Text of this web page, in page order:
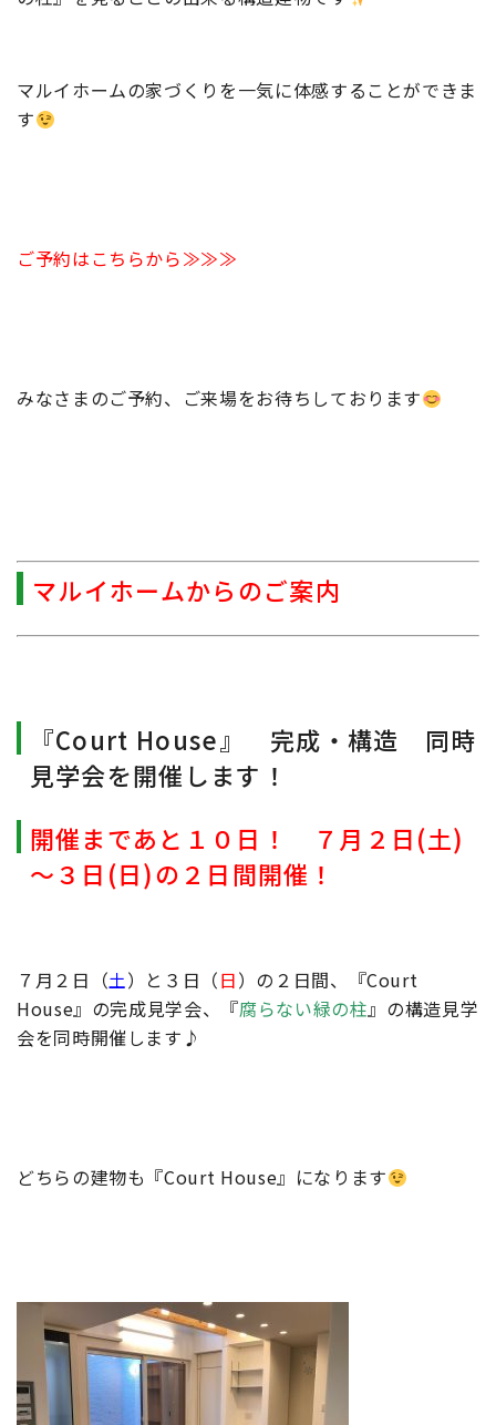
マルイホームの家づくりを一気に体感することができま
す
ご予約はこちらから≫≫≫
みなさまのご予約、ご来場をお待ちしております
マルイホームからのご案内
『Court House』 完成・構造 同時
見学会を開催します！
開催まであと１０日！ ７月２日(土)
～３日(日)の２日間開催！
７月２日（土）と３日（日）の２日間、『Court
House』の完成見学会、『腐らない緑の柱』の構造見学
会を同時開催します♪
どちらの建物も『Court House』になります